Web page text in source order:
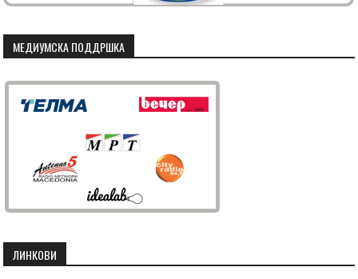
МЕДИУМСКА ПОДДРШКА
ЛИНКОВИ